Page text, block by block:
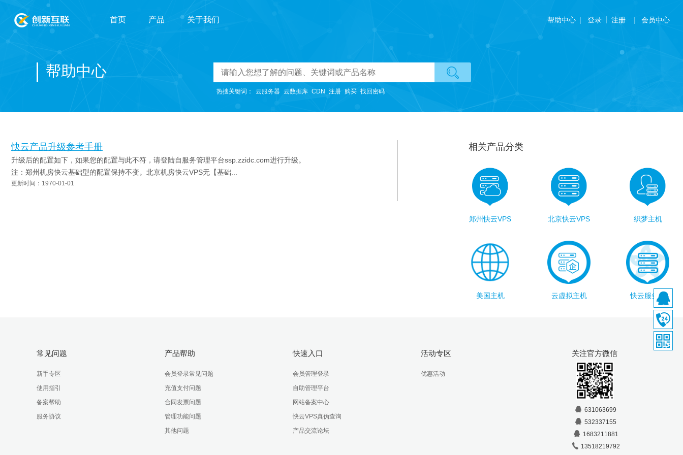
首页 产品
域名主机
适用于初期网站使用。
香港主机
不限带宽，适用于图片等静态资源较多的网站。
关于我们 帮助中心 登录 注册 会员中心
帮助中心
热搜关键词： 云服务器 云数据库 CDN 注册 购买 找回密码
快云产品升级参考手册
升级后的配置如下，如果您的配置与此不符，请登陆自服务管理平台ssp.zzidc.com进行升级。
注：郑州机房快云基础型的配置保持不变。北京机房快云VPS无【基础...
更新时间：1970-01-01
相关产品分类
郑州快云VPS 北京快云VPS 织梦主机
美国主机 云虚拟主机 快云服务器
常见问题
新手专区
使用指引
备案帮助
服务协议
产品帮助
会员登录常见问题
充值支付问题
合同发票问题
管理功能问题
其他问题
快速入口
会员管理登录
自助管理平台
网站备案中心
快云VPS真伪查询
产品交流论坛
活动专区
优惠活动
关注官方微信
631063699
532337155
1683211881
13518219792